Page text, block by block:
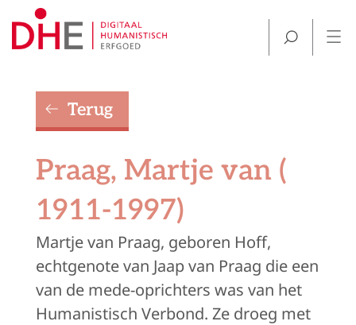
Terug
Praag, Martje van (
1911-1997)
Martje van Praag, geboren Hoff,
echtgenote van Jaap van Praag die een
van de mede-oprichters was van het
Humanistisch Verbond. Ze droeg met